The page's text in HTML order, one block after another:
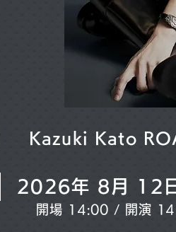
Kazuki Kato
2026年 8月 12
開場 14:00 / 開演